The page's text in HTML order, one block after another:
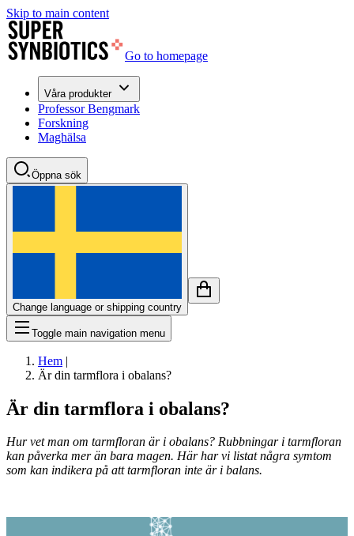
Skip to main content
Go to homepage
Våra produkter
Professor Bengmark
Forskning
Maghälsa
Öppna sök
Change language or shipping country
Toggle main navigation menu
Hem |
Är din tarmflora i obalans?
Är din tarmflora i obalans?
Hur vet man om tarmfloran är i obalans? Rubbningar i tarmfloran
kan påverka mer än bara magen. Här har vi listat några symtom
som kan indikera på att tarmfloran inte är i balans.